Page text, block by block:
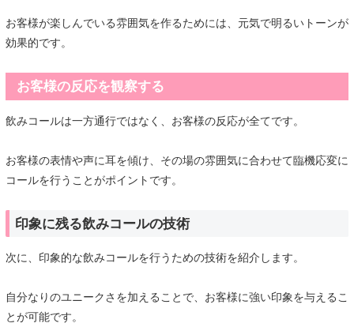
お客様が楽しんでいる雰囲気を作るためには、元気で明るいトーンが
効果的です。
お客様の反応を観察する
飲みコールは一方通行ではなく、お客様の反応が全てです。
お客様の表情や声に耳を傾け、その場の雰囲気に合わせて臨機応変に
コールを行うことがポイントです。
印象に残る飲みコールの技術
次に、印象的な飲みコールを行うための技術を紹介します。
自分なりのユニークさを加えることで、お客様に強い印象を与えるこ
とが可能です。